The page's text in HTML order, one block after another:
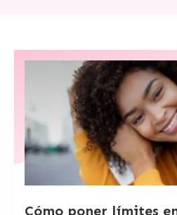
Cómo poner límites